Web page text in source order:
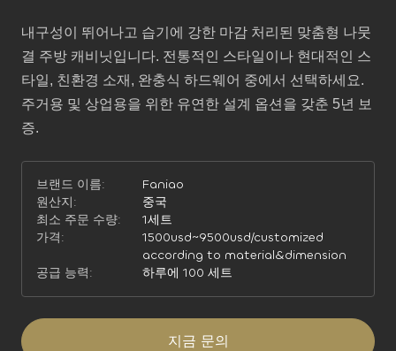
내구성이 뛰어나고 습기에 강한 마감 처리된 맞춤형 나뭇
결 주방 캐비닛입니다. 전통적인 스타일이나 현대적인 스
타일, 친환경 소재, 완충식 하드웨어 중에서 선택하세요.
주거용 및 상업용을 위한 유연한 설계 옵션을 갖춘 5년 보
증.
브랜드 이름:
Faniao
원산지:
중국
최소 주문 수량:
1세트
가격:
1500usd~9500usd/customized
according to material&dimension
공급 능력:
하루에 100 세트
지금 문의